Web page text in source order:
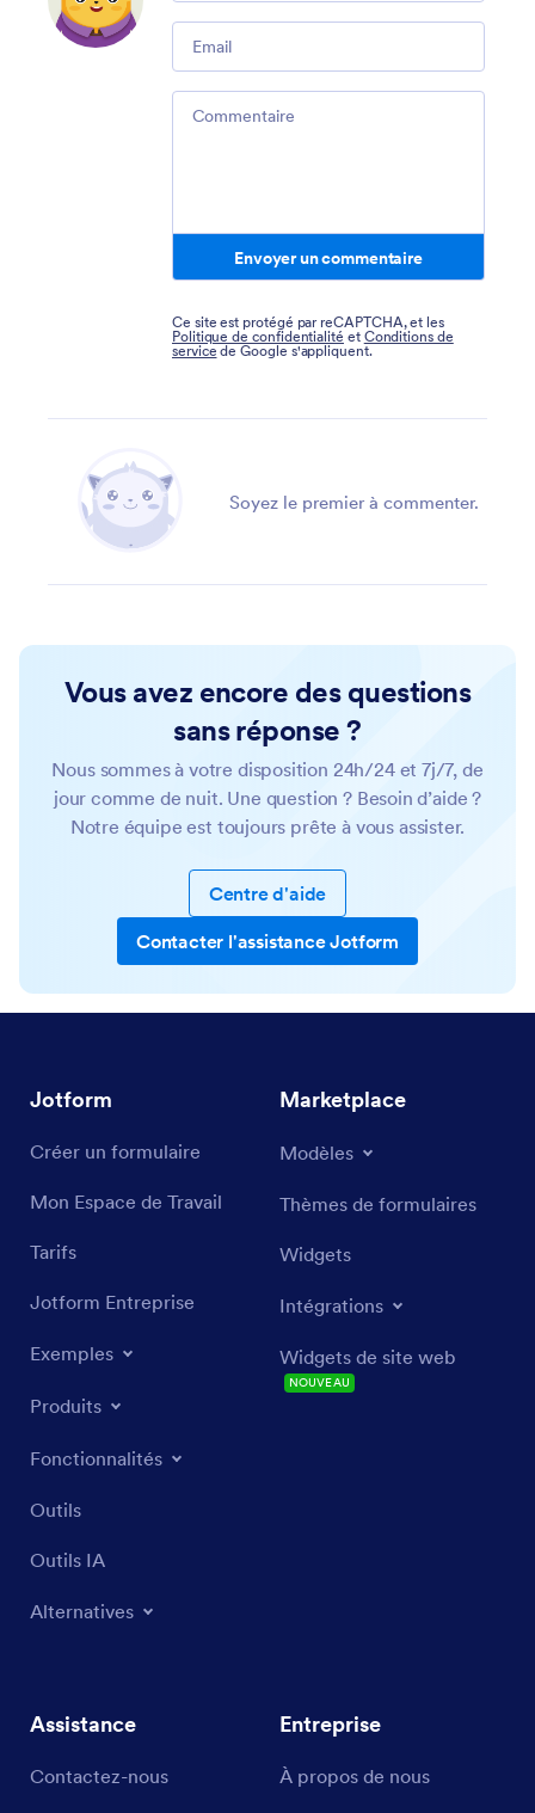
Envoyer un commentaire
Ce site est protégé par reCAPTCHA, et les
Politique de confidentialité et Conditions de
service de Google s'appliquent.
Soyez le premier à commenter.
Vous avez encore des questions
sans réponse ?
Nous sommes à votre disposition 24h/24 et 7j/7, de
jour comme de nuit. Une question ? Besoin d’aide ?
Notre équipe est toujours prête à vous assister.
Centre d'aide
Contacter l'assistance Jotform
Jotform
Créer un formulaire
Mon Espace de Travail
Tarifs
Jotform Entreprise
Exemples
Produits
Fonctionnalités
Outils
Outils IA
Alternatives
Marketplace
Modèles
Thèmes de formulaires
Widgets
Intégrations
Widgets de site web
NOUVEAU
Assistance
Contactez-nous
Entreprise
À propos de nous